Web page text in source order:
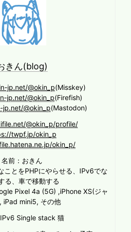
きん(blog)
jp.net/@okin_p(Misskey)
jp.net/@okin_p(Firefish)
@okin_p(Mastodon)
@okin_p/profile/
twpf.jp/okin_p
okin_p/
名前：おきん
ことをPHPにやらせる、IPv6でな
る、車で移動する
Pixel 4a (5G) ,iPhone XS(ジャ
iPad mini5, その他
Single stack 猫